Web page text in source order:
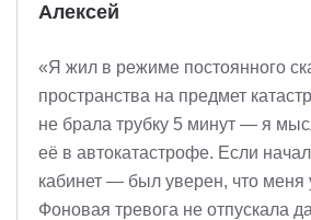
Алексей
«Я жил в режиме постоянного
пространства на предмет
не брала трубку 5 минут — я
её в автокатастрофе. Если
кабинет — был уверен, что меня
Фоновая тревога не отпускала